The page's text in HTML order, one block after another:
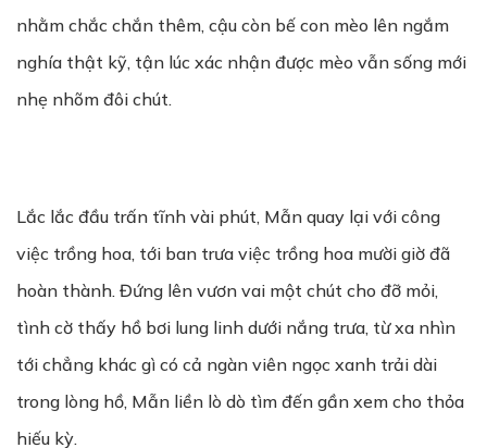
nhằm chắc chắn thêm, cậu còn bế con mèo lên ngắm
nghía thật kỹ, tận lúc xác nhận được mèo vẫn sống mới
nhẹ nhõm đôi chút.
Lắc lắc đầu trấn tĩnh vài phút, Mẫn quay lại với công
việc trồng hoa, tới ban trưa việc trồng hoa mười giờ đã
hoàn thành. Đứng lên vươn vai một chút cho đỡ mỏi,
tình cờ thấy hồ bơi lung linh dưới nắng trưa, từ xa nhìn
tới chẳng khác gì có cả ngàn viên ngọc xanh trải dài
trong lòng hồ, Mẫn liền lò dò tìm đến gần xem cho thỏa
hiếu kỳ.